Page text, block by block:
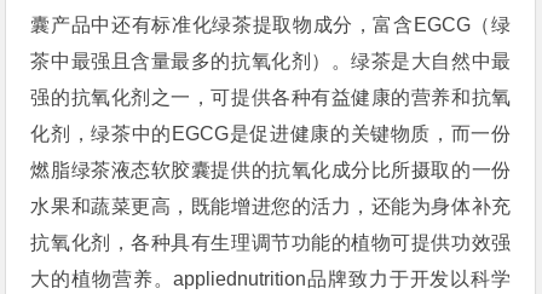
囊产品中还有标准化绿茶提取物成分，富含EGCG（绿
茶中最强且含量最多的抗氧化剂）。绿茶是大自然中最
强的抗氧化剂之一，可提供各种有益健康的营养和抗氧
化剂，绿茶中的EGCG是促进健康的关键物质，而一份
燃脂绿茶液态软胶囊提供的抗氧化成分比所摄取的一份
水果和蔬菜更高，既能增进您的活力，还能为身体补充
抗氧化剂，各种具有生理调节功能的植物可提供功效强
大的植物营养。appliednutrition品牌致力于开发以科学